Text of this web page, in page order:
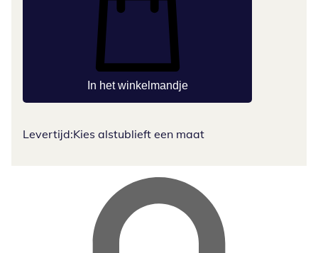
In het winkelmandje
Levertijd:Kies alstublieft een maat